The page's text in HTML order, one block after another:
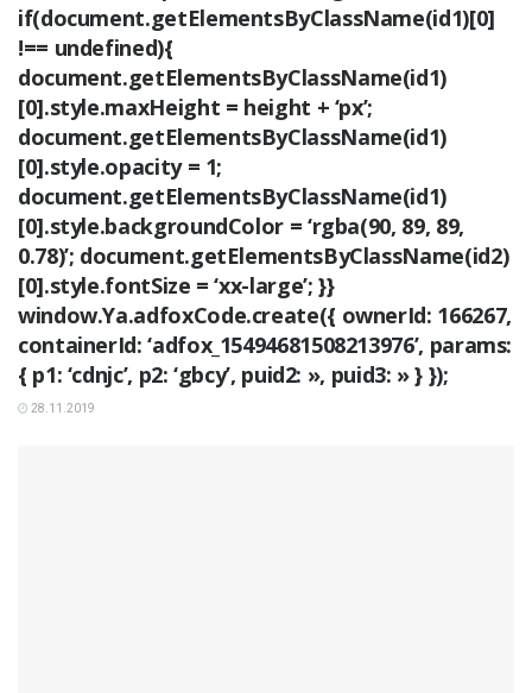
if(document.getElementsByClassName(id1)[0]
!== undefined){
document.getElementsByClassName(id1)
[0].style.maxHeight = height + ‘px’;
document.getElementsByClassName(id1)
[0].style.opacity = 1;
document.getElementsByClassName(id1)
[0].style.backgroundColor = ‘rgba(90, 89, 89,
0.78)’; document.getElementsByClassName(id2)
[0].style.fontSize = ‘xx-large’; }}
window.Ya.adfoxCode.create({ ownerId: 166267,
containerId: ‘adfox_15494681508213976’, params:
{ p1: ‘cdnjc’, p2: ‘gbcy’, puid2: », puid3: » } });
28.11.2019